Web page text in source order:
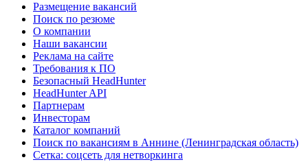
Размещение вакансий
Поиск по резюме
О компании
Наши вакансии
Реклама на сайте
Требования к ПО
Безопасный HeadHunter
HeadHunter API
Партнерам
Инвесторам
Каталог компаний
Поиск по вакансиям в Аннине (Ленинградская область)
Сетка: соцсеть для нетворкинга